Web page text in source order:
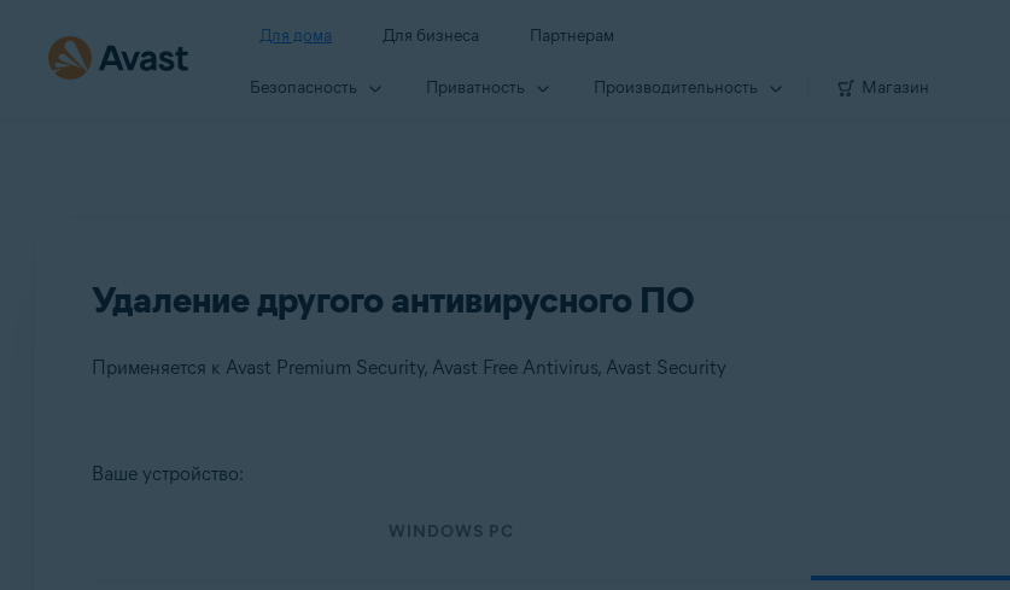
Для дома Для бизнеса Партнерам
Безопасность Приватность Производи­тельность Магазин
Удаление другого антивирусного ПО
Применяется к Avast Premium Security, Avast Free Antivirus, Avast Security
Продукты:
Ваше устройство:
WINDOWS PC